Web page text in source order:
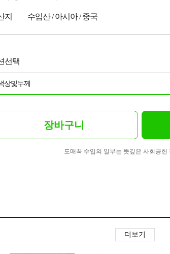
지 수입산 / 아시아 / 중국
선택
상및두께
장바구니
도매꾹 수입의 일부는 뜻깊은 사회공헌
더보기